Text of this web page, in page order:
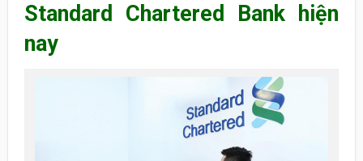
Standard Chartered Bank hiện
nay